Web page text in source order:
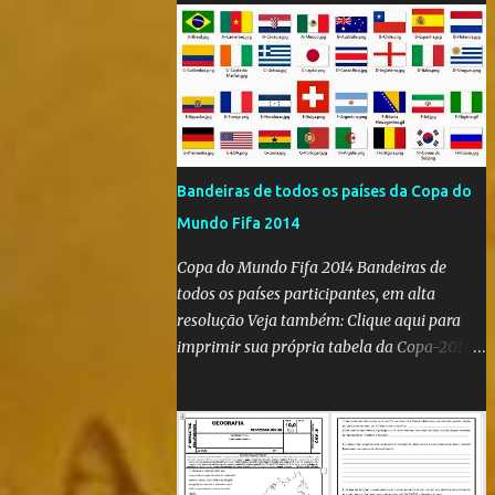
Bandeiras de todos os países da Copa do
Mundo Fifa 2014
Copa do Mundo Fifa 2014 Bandeiras de
todos os países participantes, em alta
resolução Veja também: Clique aqui para
imprimir sua própria tabela da Copa-2014
Fifa Qatar 2022! Clique aqui e confira os
hinos, com letra e tradução, de todos os
países participantes da Copa do Mundo Fifa